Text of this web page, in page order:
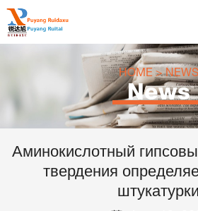
HOME>NEWS
News
Аминокислотный
твердения
штукатурки